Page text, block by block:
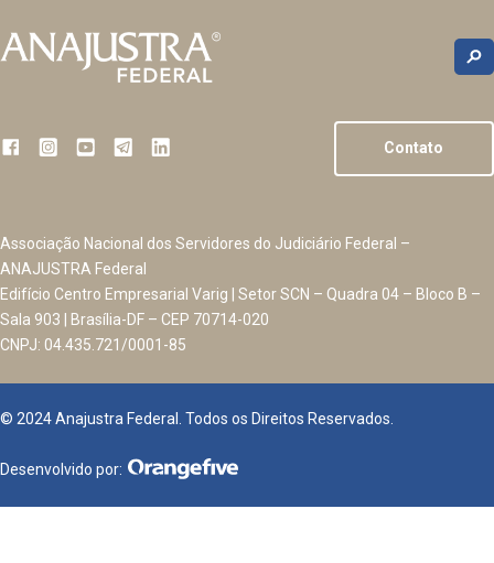
Contato
Associação Nacional dos Servidores do Judiciário Federal –
ANAJUSTRA Federal
Edifício Centro Empresarial Varig | Setor SCN – Quadra 04 – Bloco B –
Sala 903 | Brasília-DF – CEP 70714-020
CNPJ: 04.435.721/0001-85
© 2024 Anajustra Federal. Todos os Direitos Reservados.
Desenvolvido por: